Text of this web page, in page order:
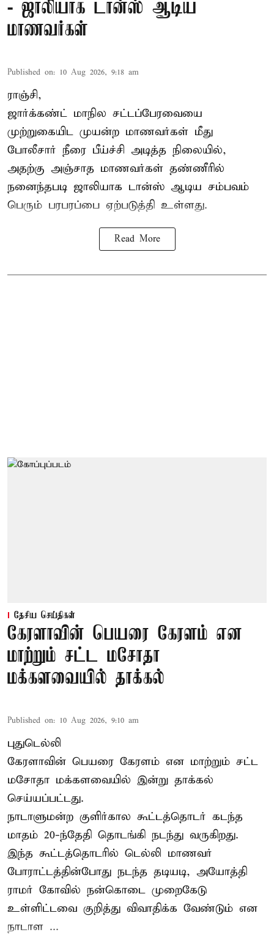
- ஜாலியாக டான்ஸ் ஆடிய
மாணவர்கள்
Published on: 10 Aug 2026, 9:18 am
ராஞ்சி,
ஜார்க்கண்ட் மாநில சட்டப்பேரவையை
முற்றுகையிட முயன்ற மாணவர்கள் மீது
போலீசார் நீரை பீய்ச்சி அடித்த நிலையில்,
அதற்கு அஞ்சாத மாணவர்கள் தண்ணீரில்
நனைந்தபடி ஜாலியாக டான்ஸ் ஆடிய சம்பவம்
பெரும் பரபரப்பை ஏற்படுத்தி உள்ளது.
Read More
தேசிய செய்திகள்
கேரளாவின் பெயரை கேரளம் என
மாற்றும் சட்ட மசோதா
மக்களவையில் தாக்கல்
Published on: 10 Aug 2026, 9:10 am
புதுடெல்லி
கேரளாவின் பெயரை கேரளம் என மாற்றும் சட்ட
மசோதா மக்களவையில் இன்று தாக்கல்
செய்யப்பட்டது.
நாடாளுமன்ற குளிர்கால கூட்டத்தொடர் கடந்த
மாதம் 20-ந்தேதி தொடங்கி நடந்து வருகிறது.
இந்த கூட்டத்தொடரில் டெல்லி மாணவர்
போராட்டத்தின்போது நடந்த தடியடி, அயோத்தி
ராமர் கோவில் நன்கொடை முறைகேடு
உள்ளிட்டவை குறித்து விவாதிக்க வேண்டும் என
நாடாள ...